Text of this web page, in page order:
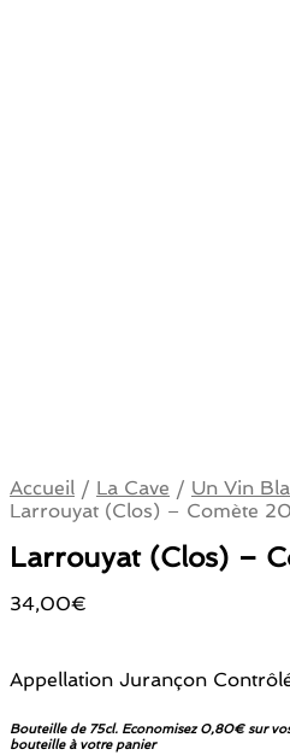
Accueil / La Cave / Un Vin
Larrouyat (Clos) – Comète
Larrouyat (Clos) –
34,00€
Appellation Jurançon
Bouteille de 75cl. Economisez 0,80€ sur
bouteille à votre panier